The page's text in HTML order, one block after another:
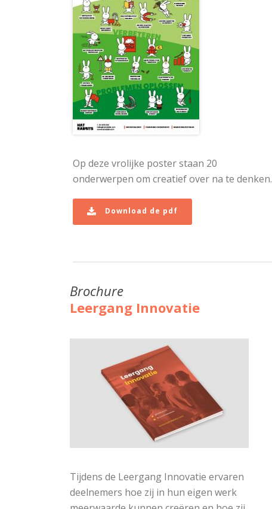
Op deze vrolijke poster staan 20
onderwerpen om creatief over na te denken.
Download de pdf
Brochure
Leergang Innovatie
Tijdens de Leergang Innovatie ervaren
deelnemers hoe zij in hun eigen werk